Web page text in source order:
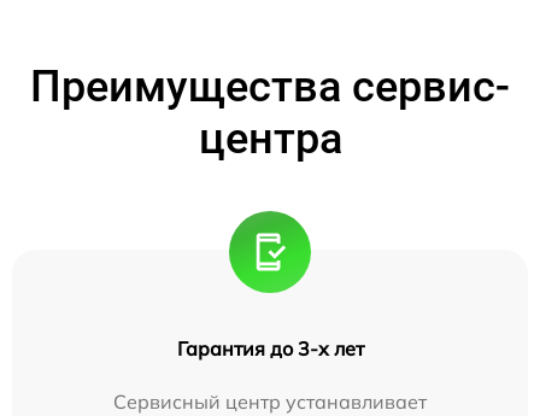
Преимущества сервис-
центра
Гарантия до 3-х лет
Сервисный центр устанавливает